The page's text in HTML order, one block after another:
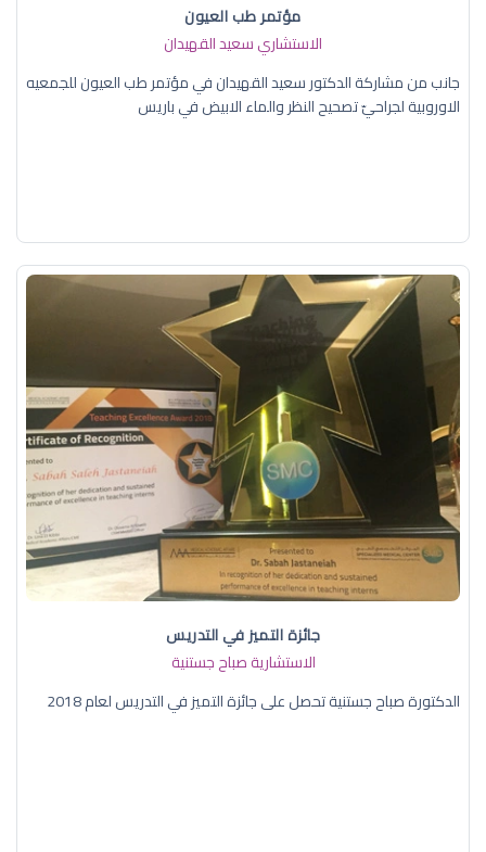
مؤتمر طب العيون
الاستشاري سعيد القهيدان
جانب من مشاركة الدكتور سعيد القهيدان في مؤتمر طب العيون للجمعيه
الاوروبية لجراحيّ تصحيح النظر والماء الابيض في باريس
جائزة التميز في التدريس
الاستشارية صباح جستنية
الدكتورة صباح جستنية تحصل على جائزة التميز في التدريس لعام 2018